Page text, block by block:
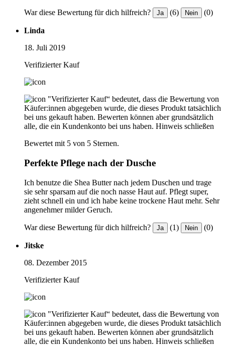
War diese Bewertung für dich hilfreich? Ja (6) Nein (0)
Linda
18. Juli 2019
Verifizierter Kauf
"Verifizierter Kauf“ bedeutet, dass die Bewertung von
Käufer:innen abgegeben wurde, die dieses Produkt tatsächlich
bei uns gekauft haben. Bewerten können aber grundsätzlich
alle, die ein Kundenkonto bei uns haben. Hinweis schließen
Bewertet mit 5 von 5 Sternen.
Perfekte Pflege nach der Dusche
Ich benutze die Shea Butter nach jedem Duschen und trage
sie sehr sparsam auf die noch nasse Haut auf. Pflegt super,
zieht schnell ein und ich habe keine trockene Haut mehr. Sehr
angenehmer milder Geruch.
War diese Bewertung für dich hilfreich? Ja (1) Nein (0)
Jitske
08. Dezember 2015
Verifizierter Kauf
"Verifizierter Kauf“ bedeutet, dass die Bewertung von
Käufer:innen abgegeben wurde, die dieses Produkt tatsächlich
bei uns gekauft haben. Bewerten können aber grundsätzlich
alle, die ein Kundenkonto bei uns haben. Hinweis schließen